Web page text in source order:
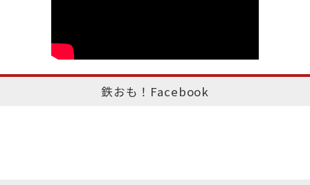
鉄おも！Facebook